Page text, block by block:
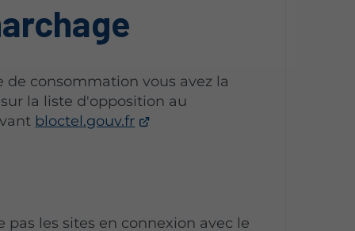
consommation vous avez la
la liste d'opposition au
bloctel.gouv.fr
pas les sites en connexion avec le